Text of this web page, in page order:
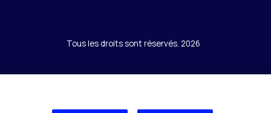
Tous les droits sont réservés. 2026